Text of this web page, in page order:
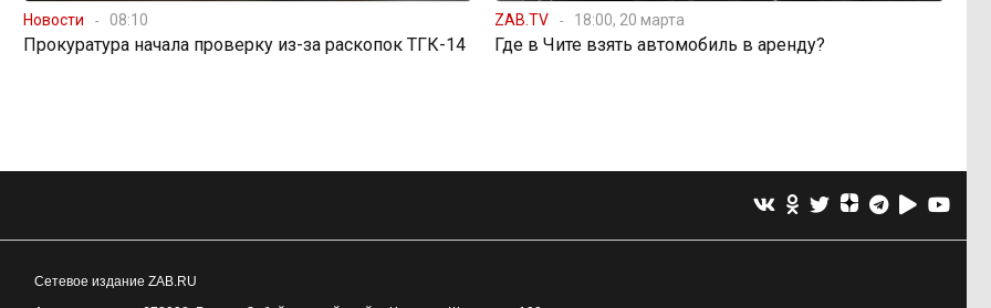
Новости 08:10
Прокуратура начала проверку из-за раскопок ТГК-14
ZAB.TV 18:00, 20 марта
Где в Чите взять автомобиль в аренду?
Сетевое издание ZAB.RU